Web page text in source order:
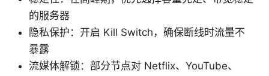
的服务器
隐私保护：开启 Kill Switch，确保断线时流量不
暴露
流媒体解锁：部分节点对 Netflix、YouTube、